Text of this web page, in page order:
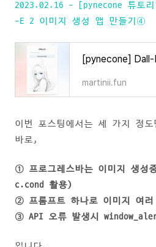
2023.02.16 - [pynecone 튜토
-E 2 이미지 생성 앱 만들기④
martinii.fun
이번 포스팅에서는 세 가지 정도
바로,
① 프로그레스바는 이미지 생성
c.cond 활용)
② 프롬프트 하나로 이미지 여러
③ API 오류 발생시